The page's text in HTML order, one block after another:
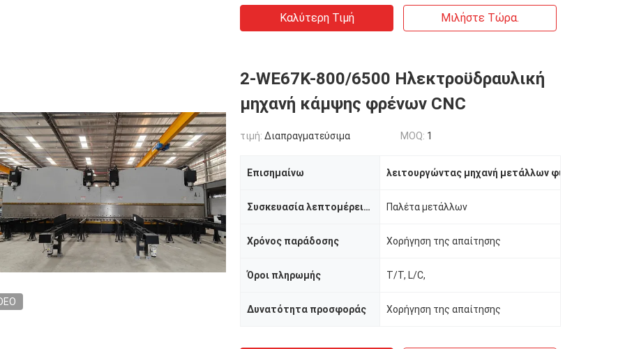
Καλύτερη Τιμή Μιλήστε Τώρα.
2-WE67K-800/6500 Ηλεκτροϋδραυλική
μηχανή κάμψης φρένων CNC
τιμή: Διαπραγματεύσιμα MOQ: 1
Επισημαίνω λειτουργώντας μηχανή μετάλλων φύλλων
Συσκευασία λεπτομέρειες Παλέτα μετάλλων
Χρόνος παράδοσης Χορήγηση της απαίτησης
Όροι πληρωμής T/T, L/C,
Δυνατότητα προσφοράς Χορήγηση της απαίτησης